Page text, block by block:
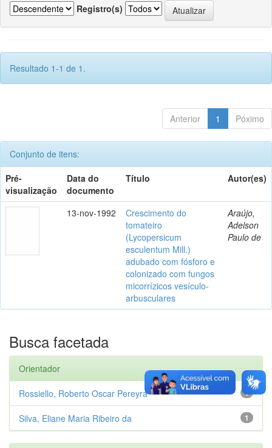
Registro(s)
Resultado 1-1 de 1.
Anterior 1 Póximo
Conjunto de itens:
Pré-
visualização
Data do
documento
Título Autor(es)
13-nov-1992
Crescimento do
tomateiro
(Lycopersicum
esculentum Mill.)
adubado com fósforo e
colonizado com fungos
micorrízicos vesículo-
arbusculares
Araújo,
Adelson
Paulo de
Busca facetada
Orientador
1
Rossiello, Roberto Oscar Pereyra
1
Silva, Eliane Maria Ribeiro da